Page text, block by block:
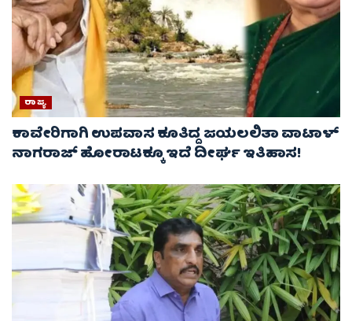
ರಾಜ್ಯ
ಕಾವೇರಿಗಾಗಿ ಉಪವಾಸ ಕೂತಿದ್ದ ಜಯಲಲಿತಾ ವಾಟಾಳ್
ನಾಗರಾಜ್ ಹೋರಾಟಕ್ಕೂ ಇದೆ ದೀರ್ಘ ಇತಿಹಾಸ!